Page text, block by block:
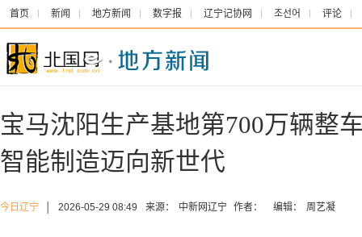
首页 新闻 地方新闻 数字报 辽宁记协网 조선어 评论
宝马沈阳生产基地第700万辆整
智能制造迈向新世代
今日辽宁 2026-05-29 08:49 来源： 中新网辽宁 作者： 编辑： 周艺凝